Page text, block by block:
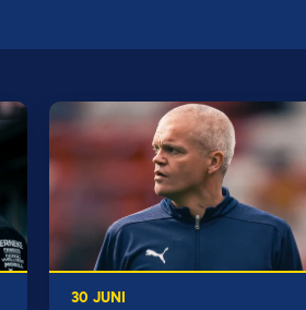
30 JUNI